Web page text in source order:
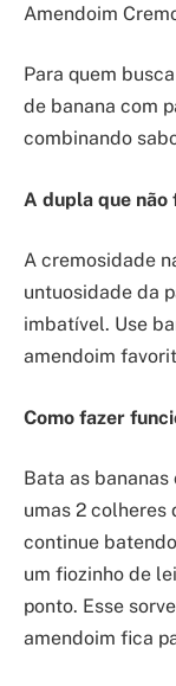
Amendoim
Para quem
de banana com
combinando
A dupla que não
A cremosidade
untuosidade da
imbatível. Use
amendoim
Como fazer
Bata as
umas 2 colheres
continue
um fiozinho de
ponto. Esse
amendoim fica